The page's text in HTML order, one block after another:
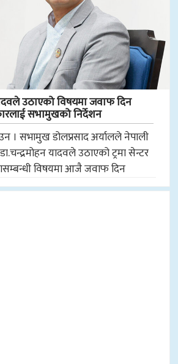
उठाएको विषयमा जवाफ दिन
सभामुखको निर्देशन
। सभामुख डोलप्रसाद अर्यालले नेपाली
यादवले उठाएको ट्रमा सेन्टर
विषयमा आजै जवाफ दिन